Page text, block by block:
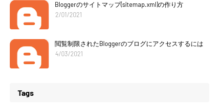
Bloggerのサイトマップ(sitemap.xml)の作り方
2/01/2021
閲覧制限されたBloggerのブログにアクセスするには
4/03/2021
Tags